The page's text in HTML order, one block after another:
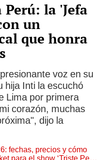
Perú: la 'Jefa
un
que honra
voz en su
hija Inti la escuchó
Lima por primera
corazón, muchas
dijo la
fechas, precios y cómo